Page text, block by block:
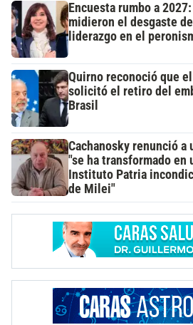
Encuesta rumbo a
midieron el desgaste
liderazgo en el
Quirno reconoció que
solicitó el retiro del
Brasil
Cachanosky renunció a
"se ha transformado en
Instituto Patria
de Milei"